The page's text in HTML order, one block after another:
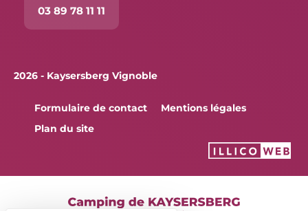
03 89 78 11 11
2026 - Kaysersberg Vignoble
Formulaire de contact
Mentions légales
Plan du site